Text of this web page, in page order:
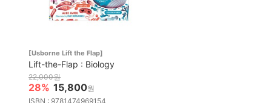
[Usborne Lift the Flap]
Lift-the-Flap : Biology
22,000원
28% 15,800원
ISBN : 9781474969154